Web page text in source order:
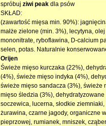
spróbuj ziwi peakdla psów
SKŁAD:
(zawartość mięsa min. 90%):
małże zielone (min. 3%), lecytyna,
mononitrate, ryboflawina, D-calcium
selen, potas. Naturalnie
Orijen
Świeże mięso kurczaka (22%),
(4%), świeże mięso indyka (4%),
świeże mięso sandacza (3%), świeże
mięso śledzia (3%),
soczewica, lucerna, słodkie
żurawina, czarne jagody, organiczne
pieprzowej, rumianek, mniszek,